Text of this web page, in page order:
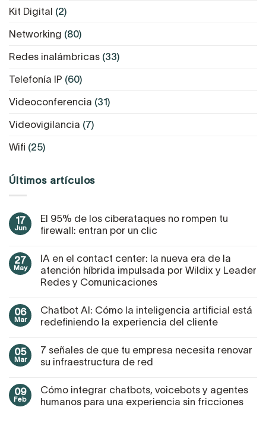
Kit Digital (2)
Networking (80)
Redes inalámbricas (33)
Telefonía IP (60)
Videoconferencia (31)
Videovigilancia (7)
Wifi (25)
Últimos artículos
17
Jun
El 95% de los ciberataques no rompen tu
firewall: entran por un clic
27
May
IA en el contact center: la nueva era de la
atención híbrida impulsada por Wildix y Leader
Redes y Comunicaciones
06
Mar
Chatbot AI: Cómo la inteligencia artificial está
redefiniendo la experiencia del cliente
05
Mar
7 señales de que tu empresa necesita renovar
su infraestructura de red
09
Feb
Cómo integrar chatbots, voicebots y agentes
humanos para una experiencia sin fricciones